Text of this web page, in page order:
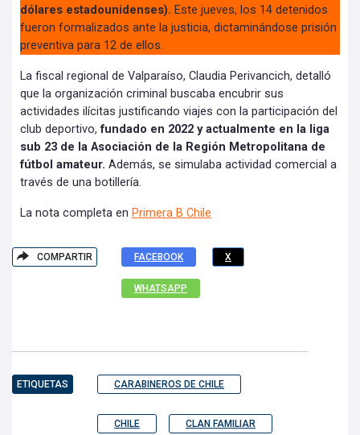
dólares estadounidenses). Este jueves, los 14 detenidos
fueron formalizados ante la justicia, dictaminándose prisión
preventiva para 12 de ellos.
La fiscal regional de Valparaíso, Claudia Perivancich, detalló
que la organización criminal buscaba encubrir sus
actividades ilícitas justificando viajes con la participación del
club deportivo, fundado en 2022 y actualmente en la liga
sub 23 de la Asociación de la Región Metropolitana de
fútbol amateur. Además, se simulaba actividad comercial a
través de una botillería.
La nota completa en Primera B Chile
COMPARTIR FACEBOOK X
WHATSAPP
ETIQUETAS CARABINEROS DE CHILE
CHILE CLAN FAMILIAR